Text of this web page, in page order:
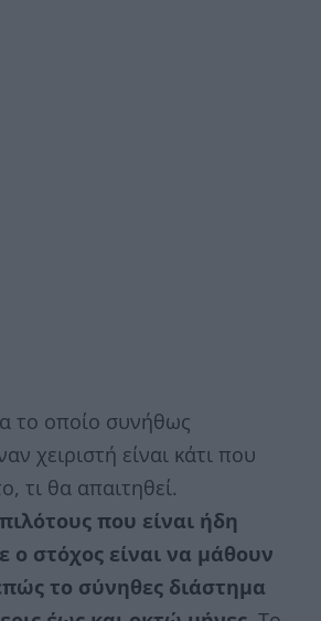
το οποίο συνήθως
χειριστή είναι κάτι που
τι θα απαιτηθεί.
που είναι ήδη
ο στόχος είναι να μάθουν
το σύνηθες διάστημα